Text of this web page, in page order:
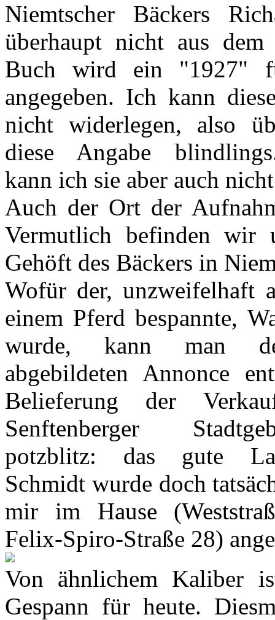
Niemtscher Bäckers
überhaupt nicht aus
Buch wird ein "1927"
angegeben. Ich kann
nicht widerlegen, also
diese Angabe
kann ich sie aber auch
Auch der Ort der
Vermutlich befinden wir
Gehöft des Bäckers in
Wofür der, unzweifelhaft
einem Pferd bespannte,
wurde, kann man
abgebildeten Annonce
Belieferung der
Senftenberger
potzblitz: das gute
Schmidt wurde doch
mir im Hause
Felix-Spiro-Straße 28)
Von ähnlichem Kaliber
Gespann für heute.